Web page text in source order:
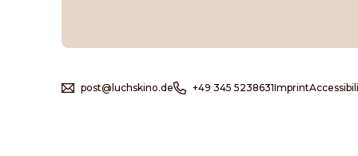
post@luchskino.de +49 345 5238631Imprint